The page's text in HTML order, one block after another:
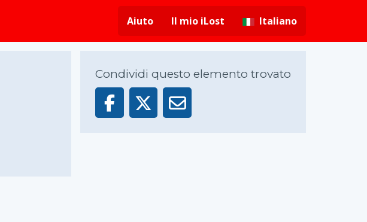
Aiuto
Il mio iLost Italiano
Condividi questo elemento trovato